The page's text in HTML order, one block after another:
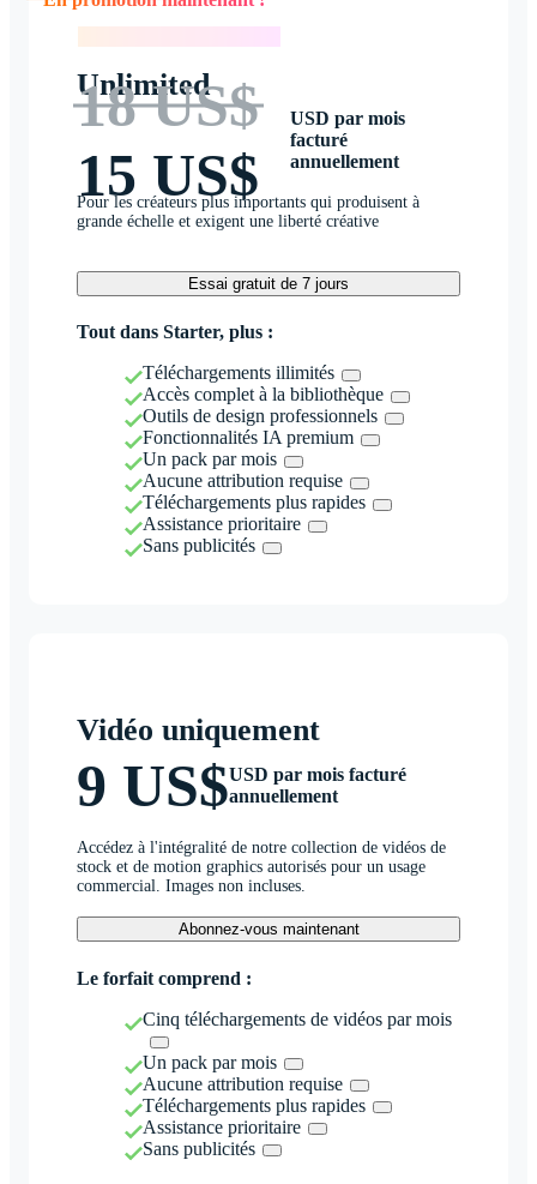
Unlimited
18 US$
15 US$
USD par mois
facturé
annuellement
Pour les créateurs plus importants qui produisent à
grande échelle et exigent une liberté créative
Essai gratuit de 7 jours
Tout dans Starter, plus :
Téléchargements illimités
Accès complet à la bibliothèque
Outils de design professionnels
Fonctionnalités IA premium
Un pack par mois
Aucune attribution requise
Téléchargements plus rapides
Assistance prioritaire
Sans publicités
Vidéo uniquement
9 US$USD par mois facturé
annuellement
Accédez à l'intégralité de notre collection de vidéos de
stock et de motion graphics autorisés pour un usage
commercial. Images non incluses.
Abonnez-vous maintenant
Le forfait comprend :
Cinq téléchargements de vidéos par mois
Un pack par mois
Aucune attribution requise
Téléchargements plus rapides
Assistance prioritaire
Sans publicités